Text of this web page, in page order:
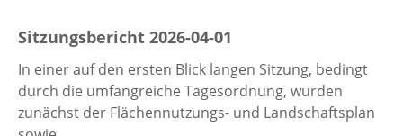
Sitzungsbericht 2026-04-01
In einer auf den ersten Blick langen Sitzung, bedingt
durch die umfangreiche Tagesordnung, wurden
zunächst der Flächennutzungs- und Landschaftsplan